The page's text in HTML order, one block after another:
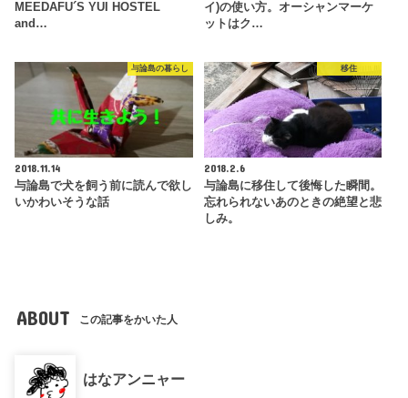
MEEDAFU´S YUI HOSTEL
and…
イ)の使い方。オーシャンマーケ
ットはク…
与論島の暮らし
2018.11.14
与論島で犬を飼う前に読んで欲し
いかわいそうな話
移住
2018.2.6
与論島に移住して後悔した瞬間。
忘れられないあのときの絶望と悲
しみ。
ABOUT この記事をかいた人
はなアンニャー